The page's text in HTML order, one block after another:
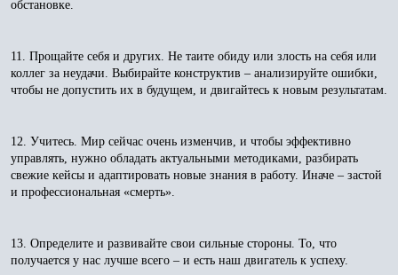
обстановке.
11. Прощайте себя и других. Не таите обиду или злость на себя или
коллег за неудачи. Выбирайте конструктив – анализируйте ошибки,
чтобы не допустить их в будущем, и двигайтесь к новым результатам.
12. Учитесь. Мир сейчас очень изменчив, и чтобы эффективно
управлять, нужно обладать актуальными методиками, разбирать
свежие кейсы и адаптировать новые знания в работу. Иначе – застой
и профессиональная «смерть».
13. Определите и развивайте свои сильные стороны. То, что
получается у нас лучше всего – и есть наш двигатель к успеху.